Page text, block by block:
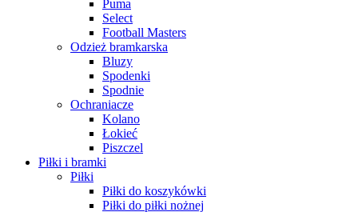
Puma
Select
Football Masters
Odzież bramkarska
Bluzy
Spodenki
Spodnie
Ochraniacze
Kolano
Łokieć
Piszczel
Piłki i bramki
Piłki
Piłki do koszykówki
Piłki do piłki nożnej